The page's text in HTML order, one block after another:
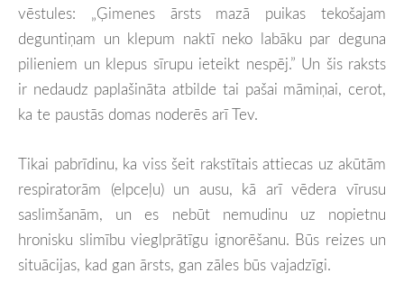
vēstules: „Ģimenes ārsts mazā puikas tekošajam
deguntiņam un klepum naktī neko labāku par deguna
pilieniem un klepus sīrupu ieteikt nespēj.” Un šis raksts
ir nedaudz paplašināta atbilde tai pašai māmiņai, cerot,
ka te paustās domas noderēs arī Tev.
Tikai pabrīdinu, ka viss šeit rakstītais attiecas uz akūtām
respiratorām (elpceļu) un ausu, kā arī vēdera vīrusu
saslimšanām, un es nebūt nemudinu uz nopietnu
hronisku slimību vieglprātīgu ignorēšanu. Būs reizes un
situācijas, kad gan ārsts, gan zāles būs vajadzīgi.